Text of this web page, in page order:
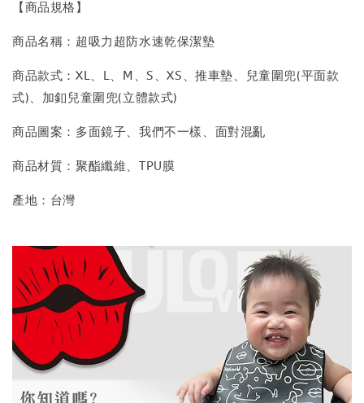
【商品規格】
商品名稱：超吸力超防水速乾保潔墊
商品款式：XL、L、M、S、XS、推車墊、兒童圍兜(平面款
式)、加釦兒童圍兜(立體款式)
商品圖案：多面鏡子、我們不一樣、面對混亂
商品材質：聚酯纖維、TPU膜
產地：台灣